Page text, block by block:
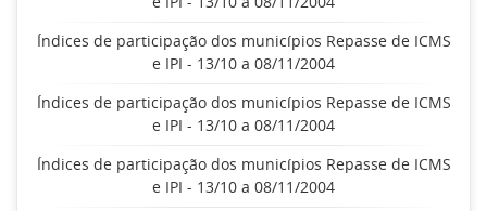
Índices de participação dos municípios Repasse de ICMS
e IPI - 13/10 a 08/11/2004
Índices de participação dos municípios Repasse de ICMS
e IPI - 13/10 a 08/11/2004
Índices de participação dos municípios Repasse de ICMS
e IPI - 13/10 a 08/11/2004